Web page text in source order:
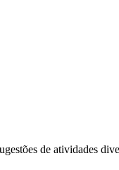
de atividades